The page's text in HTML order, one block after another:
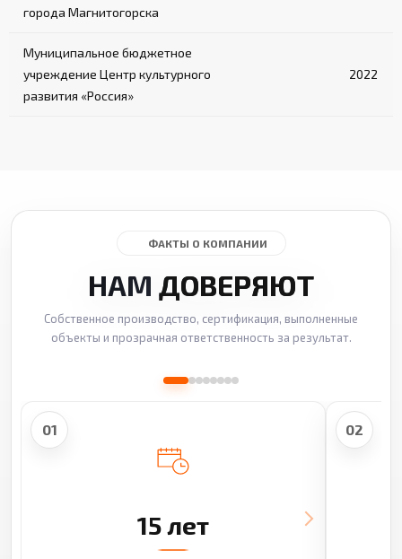
города Магнитогорска
Муниципальное бюджетное
учреждение Центр культурного
развития «Россия»
2022
ФАКТЫ О КОМПАНИИ
НАМ ДОВЕРЯЮТ
Собственное производство, сертификация, выполненные
объекты и прозрачная ответственность за результат.
01
15 лет
02